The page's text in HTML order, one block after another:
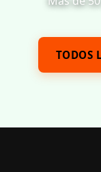
TODOS